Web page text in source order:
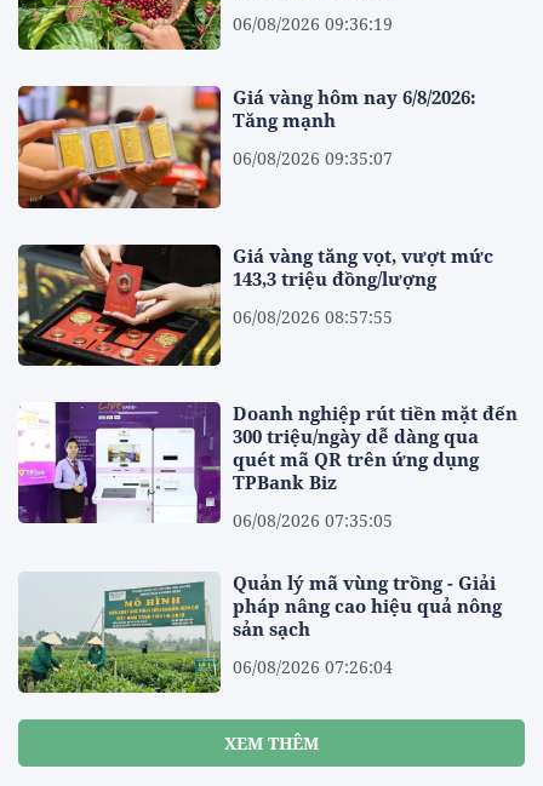
06/08/2026 09:36:19
Giá vàng hôm nay 6/8/2026:
Tăng mạnh
06/08/2026 09:35:07
Giá vàng tăng vọt, vượt mức
143,3 triệu đồng/lượng
06/08/2026 08:57:55
Doanh nghiệp rút tiền mặt đến
300 triệu/ngày dễ dàng qua
quét mã QR trên ứng dụng
TPBank Biz
06/08/2026 07:35:05
Quản lý mã vùng trồng - Giải
pháp nâng cao hiệu quả nông
sản sạch
06/08/2026 07:26:04
XEM THÊM